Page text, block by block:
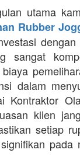
utama
Rubber
sangat
dalam
Kontraktor
klien
setiap